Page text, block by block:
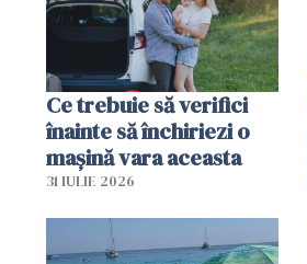
Ce trebuie să verifici
înainte să închiriezi o
mașină vara aceasta
31 IULIE 2026